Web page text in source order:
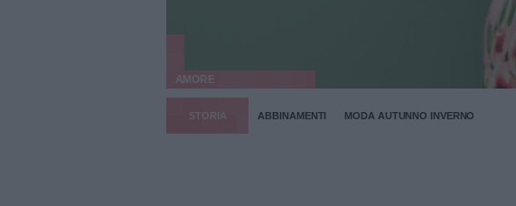
AMORE
STORIA ABBINAMENTI MODA AUTUNNO INVERNO